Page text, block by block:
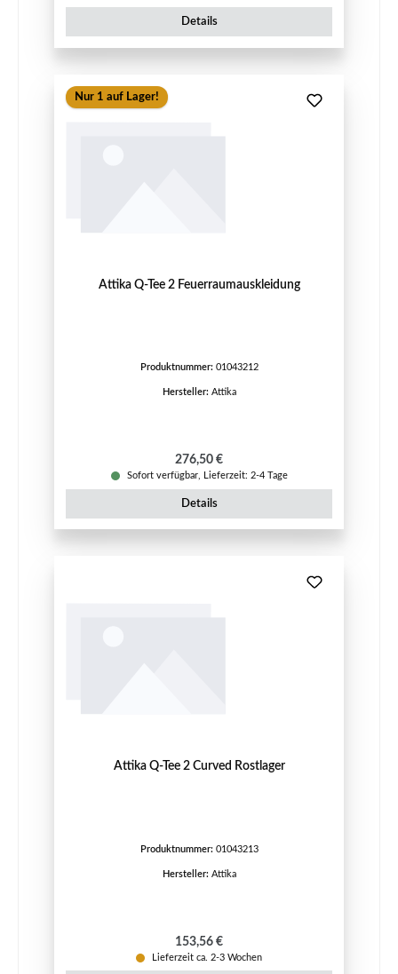
Details
Nur 1 auf Lager!
Attika Q-Tee 2 Feuerraumauskleidung
Produktnummer: 01043212
Hersteller: Attika
Regulärer Preis:
276,50 €
Sofort verfügbar, Lieferzeit: 2-4 Tage
Details
Attika Q-Tee 2 Curved Rostlager
Produktnummer: 01043213
Hersteller: Attika
Regulärer Preis:
153,56 €
Lieferzeit ca. 2-3 Wochen